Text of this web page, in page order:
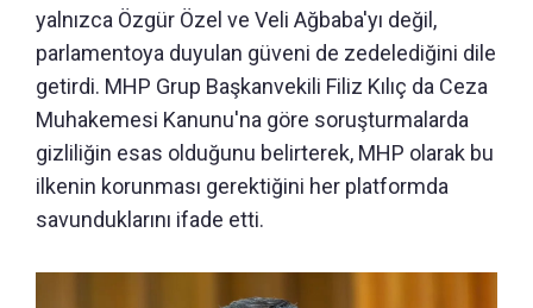
yalnızca Özgür Özel ve Veli Ağbaba'yı değil,
parlamentoya duyulan güveni de zedelediğini dile
getirdi. MHP Grup Başkanvekili Filiz Kılıç da Ceza
Muhakemesi Kanunu'na göre soruşturmalarda
gizliliğin esas olduğunu belirterek, MHP olarak bu
ilkenin korunması gerektiğini her platformda
savunduklarını ifade etti.